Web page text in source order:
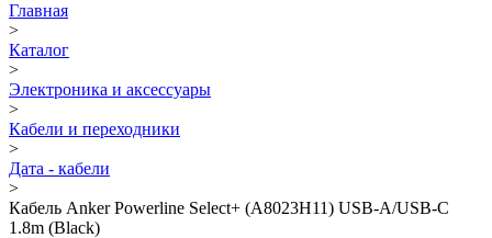
Главная
>
Каталог
>
Электроника и аксессуары
>
Кабели и переходники
>
Дата - кабели
>
Кабель Anker Powerline Select+ (A8023H11) USB-A/USB-C
1.8m (Black)